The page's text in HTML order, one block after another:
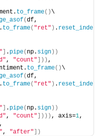
to_frame()\
(df,
. to_frame( "ret" ) . reset_inde
] . pipe( np. sign))
, "count"])) ,
to_frame()\
(df,
. to_frame( "ret" ) . reset_inde
] . pipe( np. sign))
, "count"]))) , axis=1,
,
, "after"])